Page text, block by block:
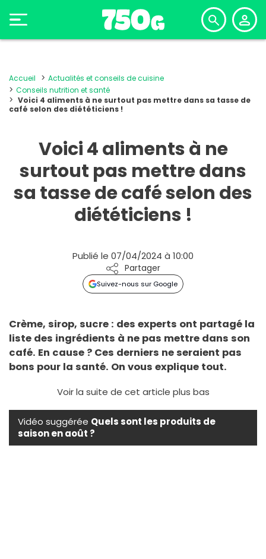
Accueil
Actualités et conseils de cuisine
Conseils nutrition et santé
Voici 4 aliments à ne surtout pas mettre dans sa tasse de
café selon des diététiciens !
Voici 4 aliments à ne
surtout pas mettre dans
sa tasse de café selon des
diététiciens !
Publié le 07/04/2024 à 10:00
Partager
Suivez-nous sur Google
Crème, sirop, sucre : des experts ont partagé la
liste des ingrédients à ne pas mettre dans son
café. En cause ? Ces derniers ne seraient pas
bons pour la santé. On vous explique tout.
Voir la suite de cet article plus bas
Vidéo suggérée Quels sont les produits de
saison en août ?